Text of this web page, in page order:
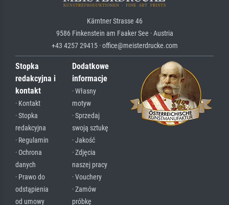
Kärntner Strasse 46
9586 Finkenstein am Faaker See · Austria
+43 4257 29415 · office@meisterdrucke.com
Stopka
redakcyjna i
kontakt
· Kontakt
· Stopka
redakcyjna
· Regulamin
· Ochrona
danych
· Prawo do
odstąpienia
od umowy
Dodatkowe
informacje
· Własny
motyw
· Sprzedaj
swoją sztukę
· Jakość
· Zdjęcia
naszej pracy
· Vouchery
· Zamów
próbkę